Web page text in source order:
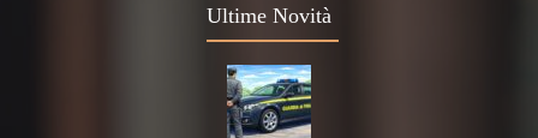
Ultime Novità